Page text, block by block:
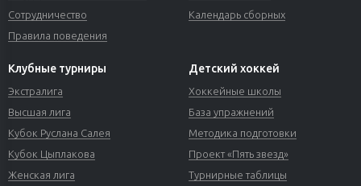
Сотрудничество
Правила поведения
Календарь сборных
Клубные турниры
Экстралига
Высшая лига
Кубок Руслана Салея
Кубок Цыплакова
Женская лига
Детский хоккей
Хоккейные школы
База упражнений
Методика подготовки
Проект «Пять звезд»
Турнирные таблицы